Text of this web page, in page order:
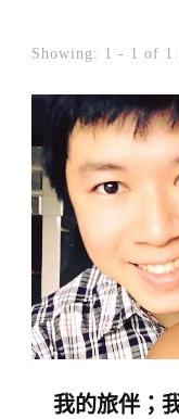
Showing: 1 - 1 of 1
我的旅伴；